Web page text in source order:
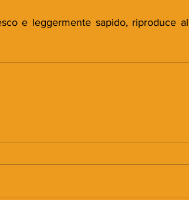
e leggermente sapido, riproduce al